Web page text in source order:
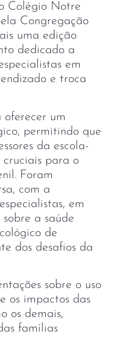
Colégio Notre
Congregação
uma edição
dedicado a
em
e troca
um
permitindo que
da escola-
cruciais para o
Foram
com a
em
a saúde
de
dos desafios da
sobre o uso
os impactos das
os demais,
famílias